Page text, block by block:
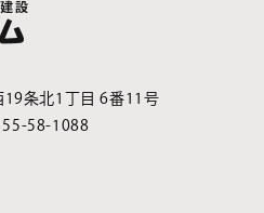
条北1丁目 6番11号
58-1088